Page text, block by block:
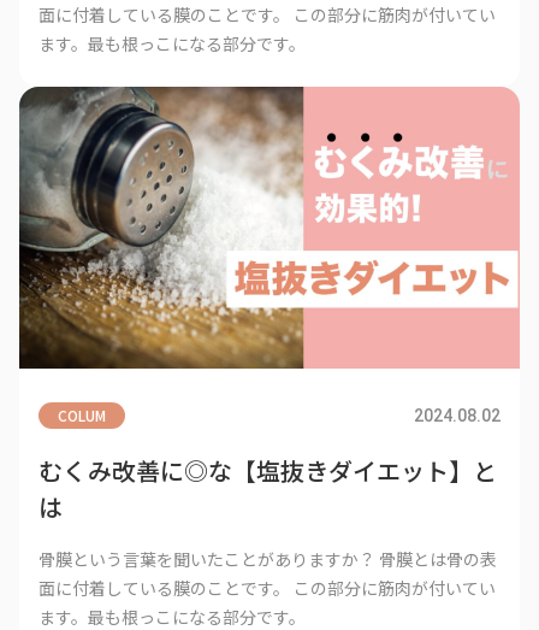
面に付着している膜のことです。 この部分に筋肉が付いてい
ます。最も根っこになる部分です。
COLUM 2024.08.02
むくみ改善に◎な【塩抜きダイエット】と
は
骨膜という言葉を聞いたことがありますか？ 骨膜とは骨の表
面に付着している膜のことです。 この部分に筋肉が付いてい
ます。最も根っこになる部分です。